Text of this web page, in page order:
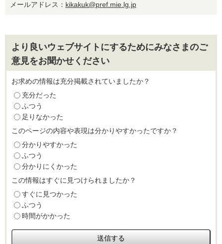
メールアドレス： kikakuk@pref.mie.lg.jp
より良いウェブサイトにするためにみなさまのご
意見をお聞かせください
お求めの情報は充分掲載されていましたか？
充分だった
ふつう
足りなかった
このページの内容や表現は分かりやすかったですか？
分かりやすかった
ふつう
分かりにくかった
この情報はすぐに見つけられましたか？
すぐに見つかった
ふつう
時間がかかった